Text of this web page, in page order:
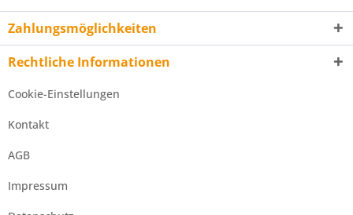
Zahlungsmöglichkeiten
Rechtliche Informationen
Cookie-Einstellungen
Kontakt
AGB
Impressum